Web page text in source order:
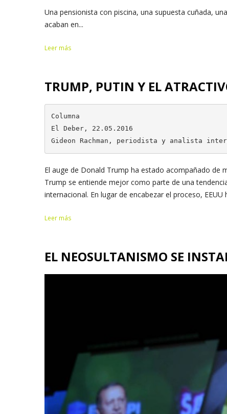
Una pensionista con piscina, una supuesta cuñada,
acaban en...
Leer más
TRUMP, PUTIN Y EL
Columna
El Deber, 22.05.2016
Gideon Rachman, periodista y analista
El auge de Donald Trump ha estado acompañado de
Trump se entiende mejor como parte de una
internacional. En lugar de encabezar el proceso, EEUU
Leer más
EL NEOSULTANISMO SE